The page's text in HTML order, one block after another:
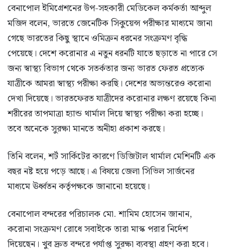
বেনাপোল ইমিগ্রেশনের উপ-সহকারী মেডিকেল কর্মকর্তা আব্দুল
মজিদ বলেন, ভারতে জেনেটিক সিকুয়েন্স পরীক্ষার মাধ্যমে জানা
গেছে ভারতের কিছু স্থানে ওমিক্রন ধরনের সংক্রমণ বৃদ্ধি
পেয়েছে। দেশে করোনার এ নতুন ধরনটি যাতে ছড়াতে না পারে সে
জন্য স্বাস্থ্য বিভাগ থেকে সতর্কতার জন্য ভারত ফেরত প্রত্যেক
যাত্রীকে আমরা স্বাস্থ্য পরীক্ষা করছি। দেশের অভ্যন্তরেও করোনা
দেখা দিয়েছে। ভারতফেরত যাত্রীদের করোনার লক্ষণ রয়েছে কিনা
শরীরের তাপমাত্রা হ্যান্ড থার্মাল দিয়ে স্বাস্থ্য পরীক্ষা করা হচ্ছে।
তবে অনেকে সুরক্ষা মানতে অনীহা প্রকাশ করছে।
তিনি বলেন, শর্ট সার্কিটের কারণে ডিজিটাল থার্মাল মেশিনটি এক
বছর নষ্ট হয়ে পড়ে আছে। এ বিষয়ে জেলা সিভিল সার্জনের
মাধ্যমে ঊর্ধ্বতন কর্তৃপক্ষকে জানানো হয়েছে।
বেনাপোল বন্দরের পরিচালক মো. শামিম হোসেন জানান,
করোনা সংক্রমণ রোধে সবাইকে তারা মাস্ক পরার নির্দেশ
দিয়েছেন। খুব দ্রুত বন্দরে পর্যাপ্ত সুরক্ষা ব্যবস্থা গ্রহণ করা হবে।